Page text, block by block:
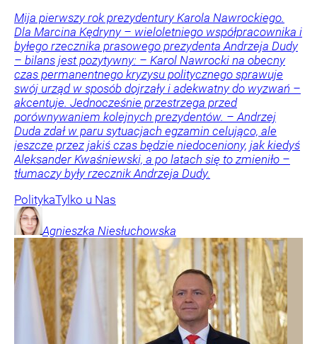
Mija pierwszy rok prezydentury Karola Nawrockiego.
Dla Marcina Kędryny – wieloletniego współpracownika i
byłego rzecznika prasowego prezydenta Andrzeja Dudy
– bilans jest pozytywny: – Karol Nawrocki na obecny
czas permanentnego kryzysu politycznego sprawuje
swój urząd w sposób dojrzały i adekwatny do wyzwań –
akcentuje. Jednocześnie przestrzega przed
porównywaniem kolejnych prezydentów. – Andrzej
Duda zdał w paru sytuacjach egzamin celująco, ale
jeszcze przez jakiś czas będzie niedoceniony, jak kiedyś
Aleksander Kwaśniewski, a po latach się to zmieniło –
tłumaczy były rzecznik Andrzeja Dudy.
PolitykaTylko u Nas
Agnieszka Niesłuchowska